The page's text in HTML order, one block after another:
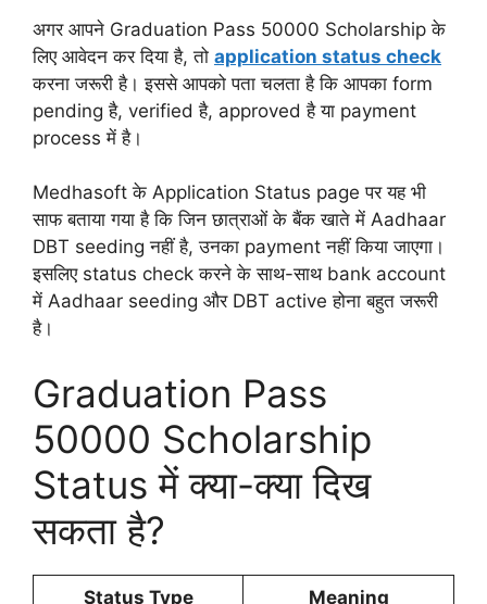
अगर आपने Graduation Pass 50000 Scholarship के
लिए आवेदन कर दिया है, तो application status check
करना जरूरी है। इससे आपको पता चलता है कि आपका form
pending है, verified है, approved है या payment
process में है।
Medhasoft के Application Status page पर यह भी
साफ बताया गया है कि जिन छात्राओं के बैंक खाते में Aadhaar
DBT seeding नहीं है, उनका payment नहीं किया जाएगा।
इसलिए status check करने के साथ-साथ bank account
में Aadhaar seeding और DBT active होना बहुत जरूरी
है।
Graduation Pass
50000 Scholarship
Status में क्या-क्या दिख
सकता है?
Status Type Meaning